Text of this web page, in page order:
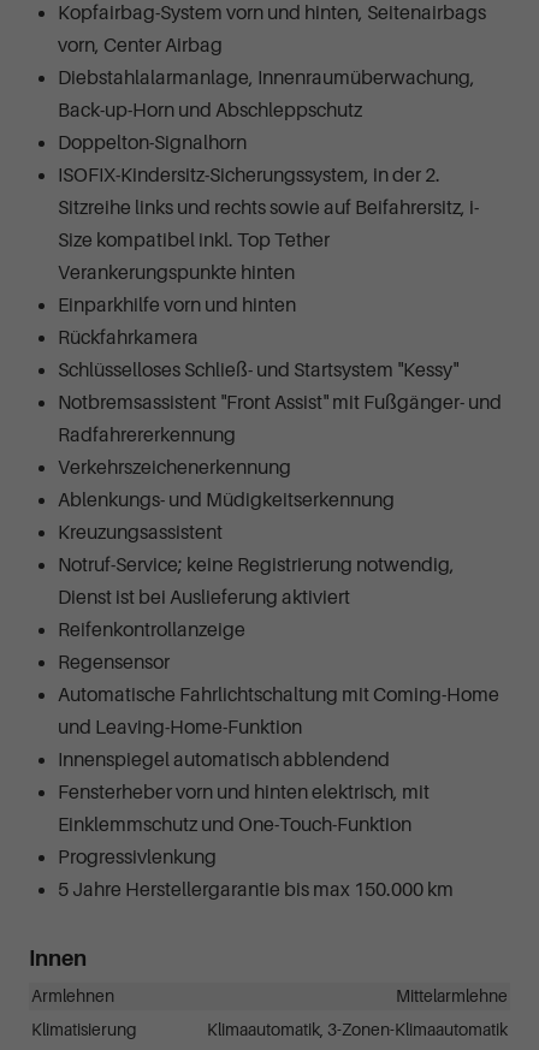
Kopfairbag-System vorn und hinten, Seitenairbags
vorn, Center Airbag
Diebstahlalarmanlage, Innenraumüberwachung,
Back-up-Horn und Abschleppschutz
Doppelton-Signalhorn
ISOFIX-Kindersitz-Sicherungssystem, in der 2.
Sitzreihe links und rechts sowie auf Beifahrersitz, i-
Size kompatibel inkl. Top Tether
Verankerungspunkte hinten
Einparkhilfe vorn und hinten
Rückfahrkamera
Schlüsselloses Schließ- und Startsystem "Kessy"
Notbremsassistent "Front Assist" mit Fußgänger- und
Radfahrererkennung
Verkehrszeichenerkennung
Ablenkungs- und Müdigkeitserkennung
Kreuzungsassistent
Notruf-Service; keine Registrierung notwendig,
Dienst ist bei Auslieferung aktiviert
Reifenkontrollanzeige
Regensensor
Automatische Fahrlichtschaltung mit Coming-Home
und Leaving-Home-Funktion
Innenspiegel automatisch abblendend
Fensterheber vorn und hinten elektrisch, mit
Einklemmschutz und One-Touch-Funktion
Progressivlenkung
5 Jahre Herstellergarantie bis max 150.000 km
Innen
Armlehnen
Mittelarmlehne
Klimatisierung
Klimaautomatik, 3-Zonen-Klimaautomatik